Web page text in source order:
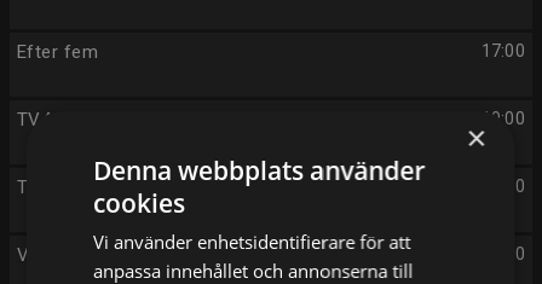
17:00
Efter fem
19:00
TV4 Nyheterna
19:20
TV4 Vädret
19:30
Vem kan styra Mauri?
×
Denna webbplats använder
cookies
Vi använder enhetsidentifierare för att
anpassa innehållet och annonserna till